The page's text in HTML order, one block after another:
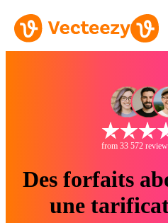
from 33 572
Des forfaits
une